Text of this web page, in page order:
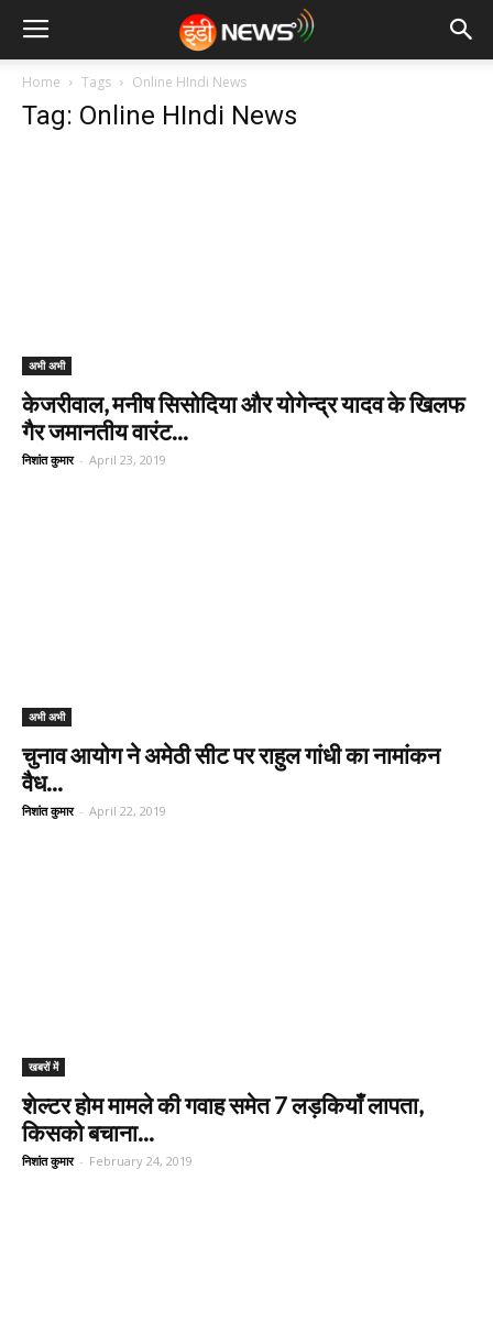
Home Tags Online HIndi News
Tag: Online HIndi News
अभी अभी
केजरीवाल, मनीष सिसोदिया और योगेन्द्र यादव के खिलफ
गैर जमानतीय वारंट...
निशांत कुमार - April 23, 2019
अभी अभी
चुनाव आयोग ने अमेठी सीट पर राहुल गांधी का नामांकन
वैध...
निशांत कुमार - April 22, 2019
खबरों में
शेल्टर होम मामले की गवाह समेत 7 लड़कियाँ लापता,
किसको बचाना...
निशांत कुमार - February 24, 2019